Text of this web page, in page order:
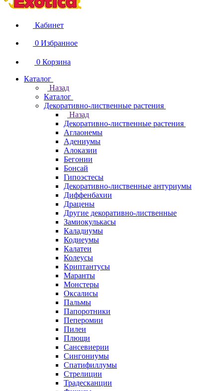
Кабинет
0 Избранное
0 Корзина
Каталог
Назад
Каталог
Декоративно-лиственные растения
Назад
Декоративно-лиственные растения
Аглаонемы
Адениумы
Алоказии
Бегонии
Бонсай
Гипоэстесы
Декоративно-лиственные антуриумы
Диффенбахии
Драцены
Другие декоративно-лиственные
Замиокулькасы
Каладиумы
Кодиеумы
Калатеи
Колеусы
Криптантусы
Маранты
Монстеры
Оксалисы
Пальмы
Папоротники
Пеперомии
Пилеи
Плющи
Сансевиерии
Сингониумы
Спатифиллумы
Стрелиции
Традесканции